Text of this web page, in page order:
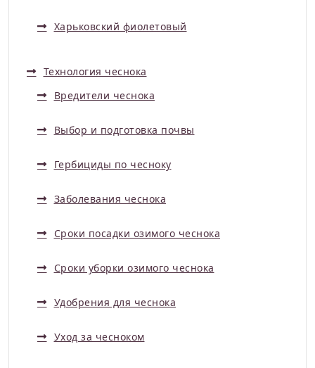
Харьковский фиолетовый
Технология чеснока
Вредители чеснока
Выбор и подготовка почвы
Гербициды по чесноку
Заболевания чеснока
Сроки посадки озимого чеснока
Сроки уборки озимого чеснока
Удобрения для чеснока
Уход за чесноком